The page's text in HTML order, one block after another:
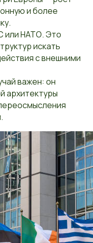
и более
или НАТО. Это
искать
с внешними
важен: он
архитектуры